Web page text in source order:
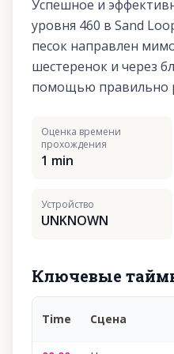
Успешное и
уровня 460 в Sand
песок направлен
шестеренок и через
помощью правильно
Оценка времени
прохождения
1 min
Устройство
UNKNOWN
Ключевые
Time Сцена